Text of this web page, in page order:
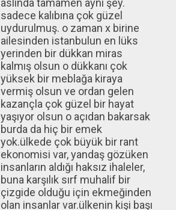
aslında tamamen aynı şey.
sadece kalıbına çok güzel
uydurulmuş. o zaman x birine
ailesinden istanbulun en lüks
yerinden bir dükkan miras
kalmış olsun o dükkanı çok
yüksek bir meblağa kiraya
vermiş olsun ve ordan gelen
kazançla çok güzel bir hayat
yaşıyor olsun o açıdan bakarsak
burda da hiç bir emek
yok.ülkede çok büyük bir rant
ekonomisi var, yandaş gözüken
insanların aldığı haksız ihaleler,
buna karşılık sırf muhalif bir
çizgide olduğu için ekmeğinden
olan insanlar var.ülkenin kişi başı